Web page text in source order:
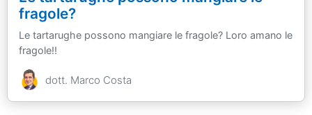
fragole?
Le tartarughe possono mangiare le fragole? Loro amano le
fragole!!
dott. Marco Costa